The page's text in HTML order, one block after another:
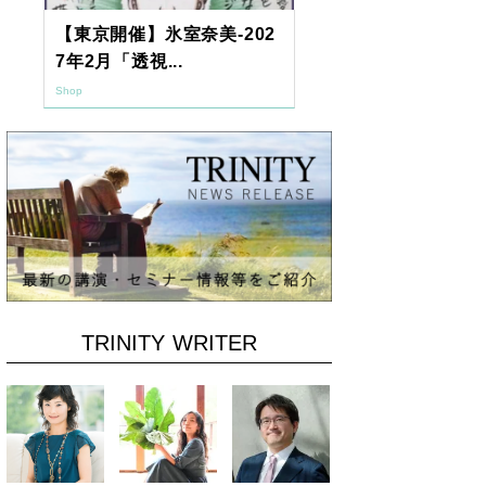
【東京開催】氷室奈美-202
7年2月「透視...
Shop
TRINITY WRITER